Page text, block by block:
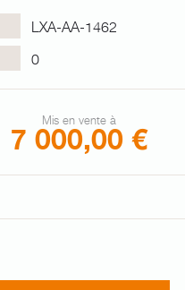
LXA-AA-1462
0
Mis en vente à
7 000,00 €